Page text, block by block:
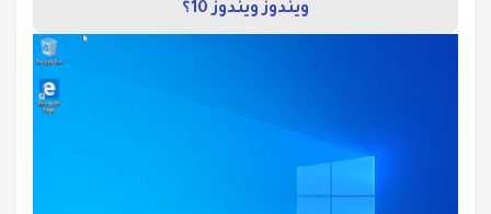
ويندوز ويندوز 10؟